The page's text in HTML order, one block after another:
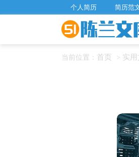
个人简历 简历范
当前位置： 首页 > 实用